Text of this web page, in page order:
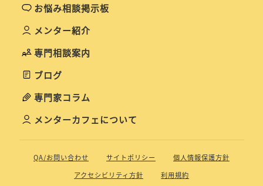
お悩み相談掲示板
メンター紹介
専門相談案内
ブログ
専門家コラム
メンターカフェについて
QA/お問い合わせ サイトポリシー
個人情報保護方針
アクセシビリティ方針
利用規約